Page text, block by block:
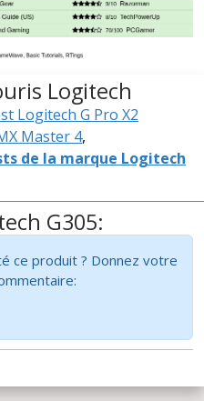
Logitech
Logitech G Pro X2
Master 4,
de la marque Logitech
G305:
ce produit ? Donnez votre